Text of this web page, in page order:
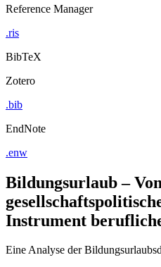
Reference Manager
.ris
BibTeX
Zotero
.bib
EndNote
.enw
Bildungsurlaub –
Instrument
Eine Analyse der